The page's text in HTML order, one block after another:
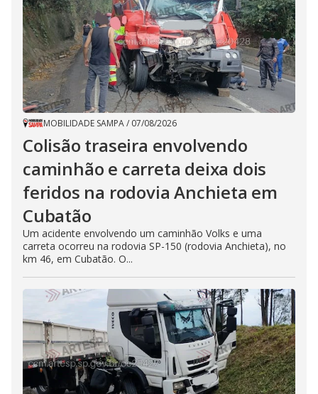
MOBILIDADE SAMPA/ 07/08/2026
Colisão traseira envolvendo
caminhão e carreta deixa dois
feridos na rodovia Anchieta em
Cubatão
Um acidente envolvendo um caminhão Volks e uma
carreta ocorreu na rodovia SP-150 (rodovia Anchieta), no
km 46, em Cubatão. O...